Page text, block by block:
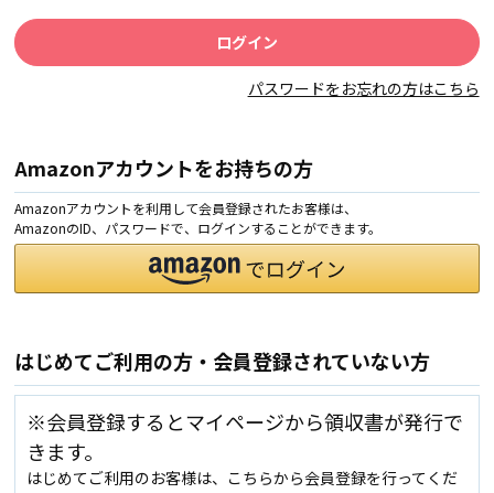
パスワードをお忘れの方はこちら
Amazonアカウントをお持ちの方
Amazonアカウントを利用して会員登録されたお客様は、
AmazonのID、パスワードで、ログインすることができます。
はじめてご利用の方・会員登録されていない方
※会員登録するとマイページから領収書が発行で
きます。
はじめてご利用のお客様は、こちらから会員登録を行ってくだ